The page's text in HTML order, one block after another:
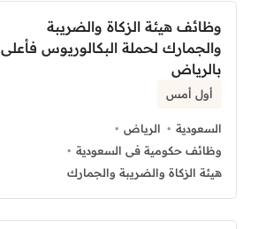
وظائف هيئة الزكاة والضريبة
والجمارك لحملة البكالوريوس فأعلى
بالرياض
أول أمس
السعودية
الرياض
وظائف حكومية فى السعودية
هيئة الزكاة والضريبة والجمارك